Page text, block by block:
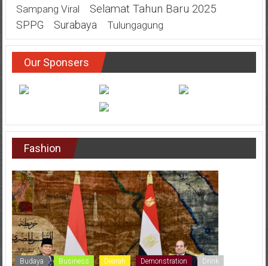
Sampang Viral Selamat Tahun Baru 2025
SPPG Surabaya Tulungagung
Our Sponsers
Fashion
Budaya Business Dearah Demonstration Drink